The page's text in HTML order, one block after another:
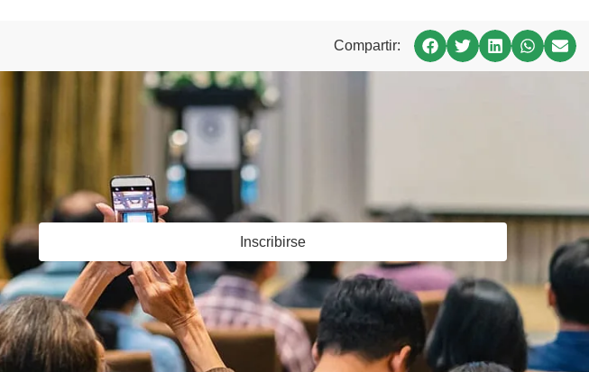
Compartir:
Inscribirse